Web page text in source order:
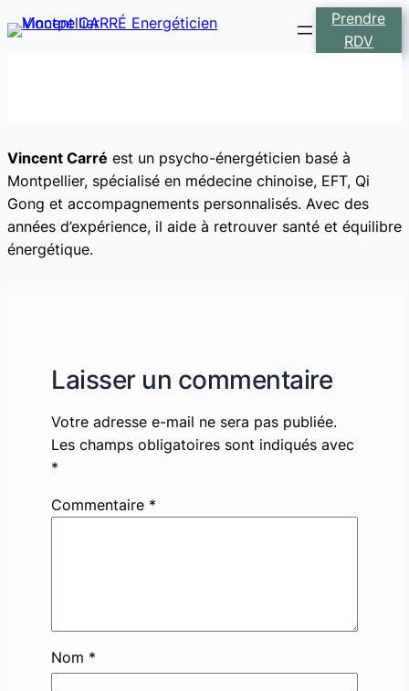
Prendre
RDV
Vincent Carré est un psycho-énergéticien basé à
Montpellier, spécialisé en médecine chinoise, EFT, Qi
Gong et accompagnements personnalisés. Avec des
années d’expérience, il aide à retrouver santé et équilibre
énergétique.
Laisser un commentaire
Votre adresse e-mail ne sera pas publiée.
Les champs obligatoires sont indiqués avec
*
Commentaire *
Nom *